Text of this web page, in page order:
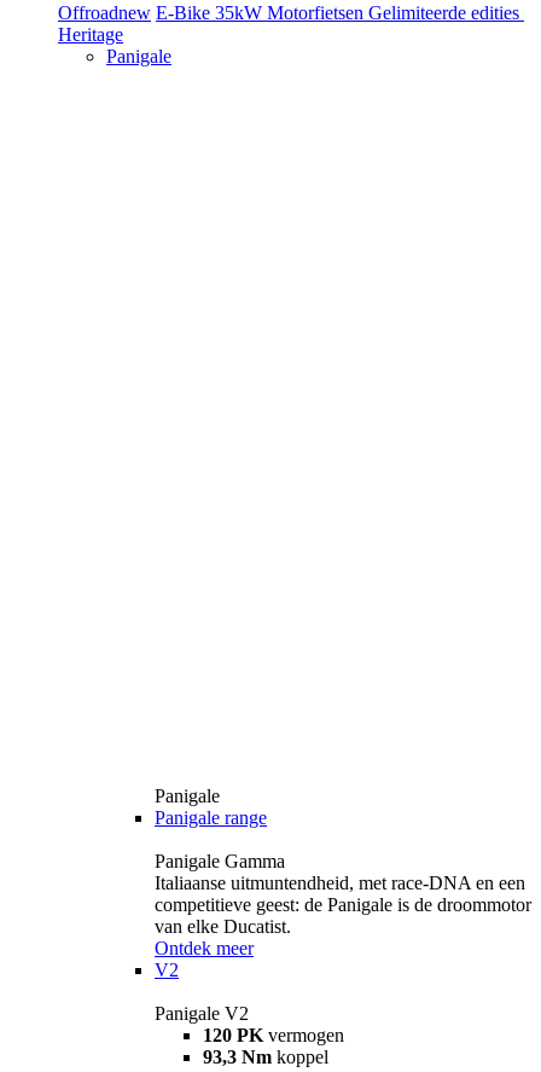
Offroadnew E-Bike 35kW Motorfietsen Gelimiteerde edities
Heritage
Panigale
Panigale
Panigale range
Panigale Gamma
Italiaanse uitmuntendheid, met race-DNA en een
competitieve geest: de Panigale is de droommotor
van elke Ducatist.
Ontdek meer
V2
Panigale V2
120 PK vermogen
93,3 Nm koppel